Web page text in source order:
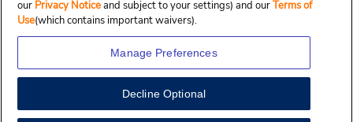
© Droit d’auteur, Budgetcar, Inc., 2025.
our Privacy Noticeand subject to your settings) and ourTerms of
Use(which contains important waivers).
Manage Preferences
Decline Optional